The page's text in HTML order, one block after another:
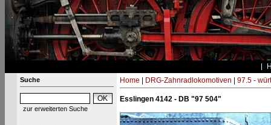
Suche
zur erweiterten Suche
Home DRG-Zahnradlokomotiven 97.5 -
Esslingen 4142 - DB "97 504"